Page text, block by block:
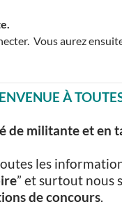
Vous aurez
À
de militanteet en
les
” et surtout nous
de concours.